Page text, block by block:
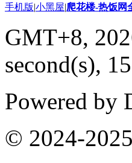
手机版|小黑屋|爬花楼-热饭网
GMT+8,
second(s),
Powered by
© 2024-2025